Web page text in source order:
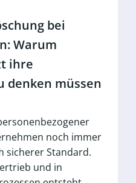
bei
Warum
ihre
denken müssen
noch immer
sicherer Standard.
und in